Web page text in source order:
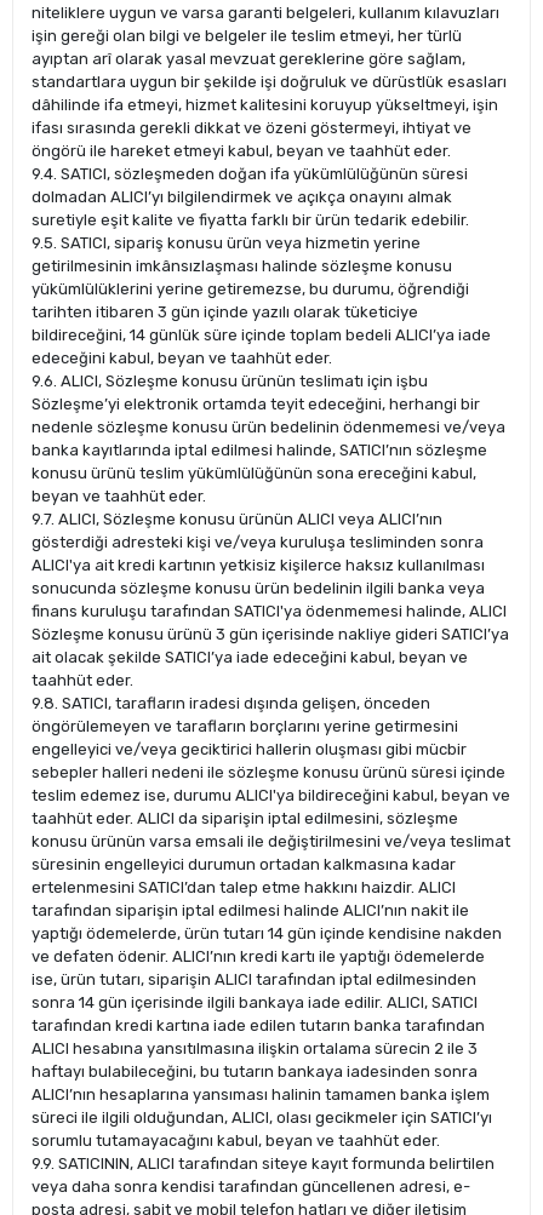
niteliklere uygun ve varsa garanti belgeleri, kullanım kılavuzları
işin gereği olan bilgi ve belgeler ile teslim etmeyi, her türlü
ayıptan arî olarak yasal mevzuat gereklerine göre sağlam,
standartlara uygun bir şekilde işi doğruluk ve dürüstlük esasları
dâhilinde ifa etmeyi, hizmet kalitesini koruyup yükseltmeyi, işin
ifası sırasında gerekli dikkat ve özeni göstermeyi, ihtiyat ve
öngörü ile hareket etmeyi kabul, beyan ve taahhüt eder.
9.4. SATICI, sözleşmeden doğan ifa yükümlülüğünün süresi
dolmadan ALICI’yı bilgilendirmek ve açıkça onayını almak
suretiyle eşit kalite ve fiyatta farklı bir ürün tedarik edebilir.
9.5. SATICI, sipariş konusu ürün veya hizmetin yerine
getirilmesinin imkânsızlaşması halinde sözleşme konusu
yükümlülüklerini yerine getiremezse, bu durumu, öğrendiği
tarihten itibaren 3 gün içinde yazılı olarak tüketiciye
bildireceğini, 14 günlük süre içinde toplam bedeli ALICI’ya iade
edeceğini kabul, beyan ve taahhüt eder.
9.6. ALICI, Sözleşme konusu ürünün teslimatı için işbu
Sözleşme’yi elektronik ortamda teyit edeceğini, herhangi bir
nedenle sözleşme konusu ürün bedelinin ödenmemesi ve/veya
banka kayıtlarında iptal edilmesi halinde, SATICI’nın sözleşme
konusu ürünü teslim yükümlülüğünün sona ereceğini kabul,
beyan ve taahhüt eder.
9.7. ALICI, Sözleşme konusu ürünün ALICI veya ALICI’nın
gösterdiği adresteki kişi ve/veya kuruluşa tesliminden sonra
ALICI'ya ait kredi kartının yetkisiz kişilerce haksız kullanılması
sonucunda sözleşme konusu ürün bedelinin ilgili banka veya
finans kuruluşu tarafından SATICI'ya ödenmemesi halinde, ALICI
Sözleşme konusu ürünü 3 gün içerisinde nakliye gideri SATICI’ya
ait olacak şekilde SATICI’ya iade edeceğini kabul, beyan ve
taahhüt eder.
9.8. SATICI, tarafların iradesi dışında gelişen, önceden
öngörülemeyen ve tarafların borçlarını yerine getirmesini
engelleyici ve/veya geciktirici hallerin oluşması gibi mücbir
sebepler halleri nedeni ile sözleşme konusu ürünü süresi içinde
teslim edemez ise, durumu ALICI'ya bildireceğini kabul, beyan ve
taahhüt eder. ALICI da siparişin iptal edilmesini, sözleşme
konusu ürünün varsa emsali ile değiştirilmesini ve/veya teslimat
süresinin engelleyici durumun ortadan kalkmasına kadar
ertelenmesini SATICI’dan talep etme hakkını haizdir. ALICI
tarafından siparişin iptal edilmesi halinde ALICI’nın nakit ile
yaptığı ödemelerde, ürün tutarı 14 gün içinde kendisine nakden
ve defaten ödenir. ALICI’nın kredi kartı ile yaptığı ödemelerde
ise, ürün tutarı, siparişin ALICI tarafından iptal edilmesinden
sonra 14 gün içerisinde ilgili bankaya iade edilir. ALICI, SATICI
tarafından kredi kartına iade edilen tutarın banka tarafından
ALICI hesabına yansıtılmasına ilişkin ortalama sürecin 2 ile 3
haftayı bulabileceğini, bu tutarın bankaya iadesinden sonra
ALICI’nın hesaplarına yansıması halinin tamamen banka işlem
süreci ile ilgili olduğundan, ALICI, olası gecikmeler için SATICI’yı
sorumlu tutamayacağını kabul, beyan ve taahhüt eder.
9.9. SATICININ, ALICI tarafından siteye kayıt formunda belirtilen
veya daha sonra kendisi tarafından güncellenen adresi, e-
posta adresi, sabit ve mobil telefon hatları ve diğer iletişim